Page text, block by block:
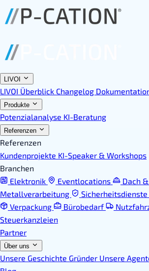
LIVOI
LIVOI Überblick Changelog
Produkte
Potenzialanalyse KI-Beratung
Referenzen
Referenzen
Kundenprojekte KI-Speaker & Workshops
Branchen
Elektronik
Eventlocations
Dach
Metallverarbeitung
Sicherheitsdienste
Verpackung
Bürobedarf
Steuerkanzleien
Partner
Über uns
Unsere Geschichte Gründer Unsere